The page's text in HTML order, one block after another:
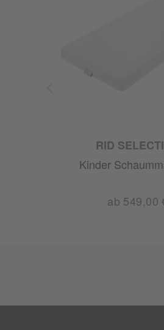
RID
Kinder
ab 549,00